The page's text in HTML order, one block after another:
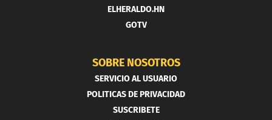
ELHERALDO.HN
GOTV
SOBRE NOSOTROS
SERVICIO AL USUARIO
POLITICAS DE PRIVACIDAD
SUSCRIBETE